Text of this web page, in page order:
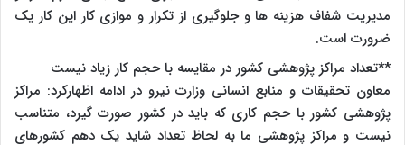
مدیریت شفاف هزینه ها و جلوگیری از تکرار و موازی کار این کار یک
ضرورت است.
**تعداد مراکز پژوهشی کشور در مقایسه با حجم کار زیاد نیست
معاون تحقیقات و منابع انسانی وزارت نیرو در ادامه اظهارکرد: مراکز
پژوهشی کشور با حجم کاری که باید در کشور صورت گیرد، متناسب
نیست و مراکز پژوهشی ما به لحاظ تعداد شاید یک دهم کشورهای